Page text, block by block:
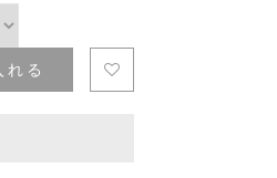
れる